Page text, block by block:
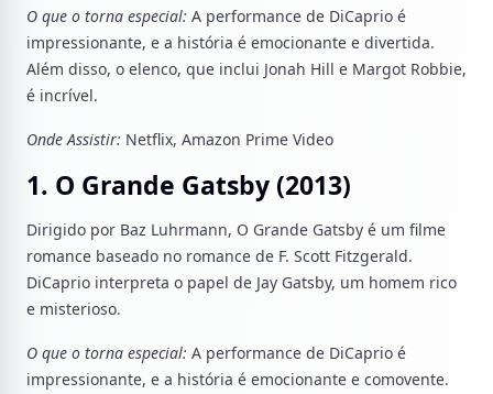
O que o torna especial: A performance de DiCaprio é
impressionante, e a história é emocionante e divertida.
Além disso, o elenco, que inclui Jonah Hill e Margot Robbie,
é incrível.
Onde Assistir: Netflix, Amazon Prime Video
1. O Grande Gatsby (2013)
Dirigido por Baz Luhrmann, O Grande Gatsby é um filme
romance baseado no romance de F. Scott Fitzgerald.
DiCaprio interpreta o papel de Jay Gatsby, um homem rico
e misterioso.
O que o torna especial: A performance de DiCaprio é
impressionante, e a história é emocionante e comovente.